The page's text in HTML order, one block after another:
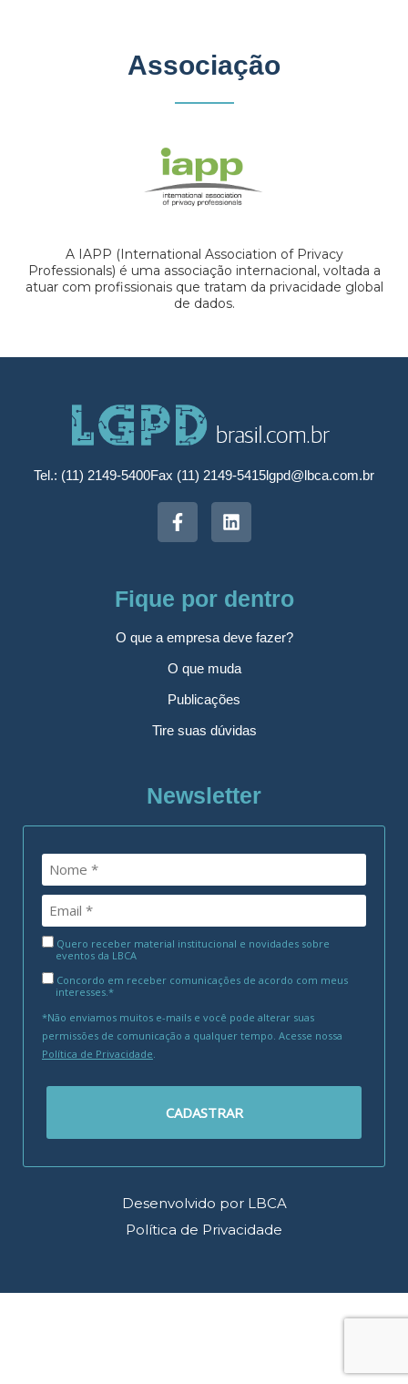
Associação
A IAPP (International Association of Privacy
Professionals) é uma associação internacional, voltada a
atuar com profissionais que tratam da privacidade global
de dados.
Tel.: (11) 2149-5400Fax (11) 2149-5415lgpd@lbca.com.br
Fique por dentro
O que a empresa deve fazer?
O que muda
Publicações
Tire suas dúvidas
Newsletter
Quero receber material institucional e novidades sobre
eventos da LBCA
Concordo em receber comunicações de acordo com meus
interesses.*
*Não enviamos muitos e-mails e você pode alterar suas
permissões de comunicação a qualquer tempo. Acesse nossa
Política de Privacidade.
CADASTRAR
Desenvolvido por LBCA
Política de Privacidade